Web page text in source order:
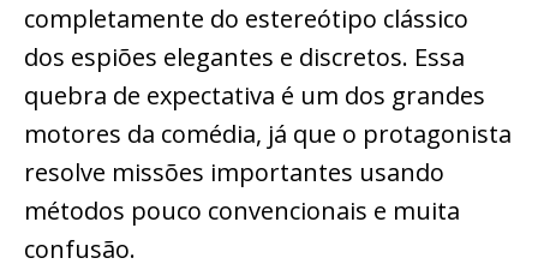
completamente do estereótipo clássico
dos espiões elegantes e discretos. Essa
quebra de expectativa é um dos grandes
motores da comédia, já que o protagonista
resolve missões importantes usando
métodos pouco convencionais e muita
confusão.